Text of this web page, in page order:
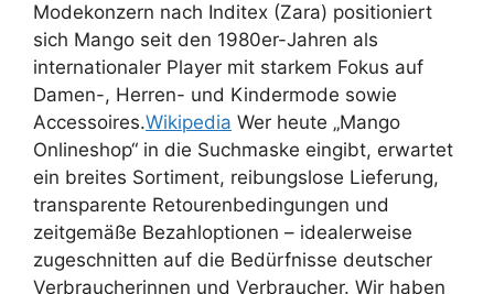
Modekonzern nach Inditex (Zara) positioniert
sich Mango seit den 1980er-Jahren als
internationaler Player mit starkem Fokus auf
Damen-, Herren- und Kindermode sowie
Accessoires.Wikipedia Wer heute „Mango
Onlineshop“ in die Suchmaske eingibt, erwartet
ein breites Sortiment, reibungslose Lieferung,
transparente Retourenbedingungen und
zeitgemäße Bezahloptionen – idealerweise
zugeschnitten auf die Bedürfnisse deutscher
Verbraucherinnen und Verbraucher. Wir haben